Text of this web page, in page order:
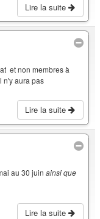
Lire la suite
et non membres à
n'y aura pas
Lire la suite
au 30 juin ainsi que
Lire la suite